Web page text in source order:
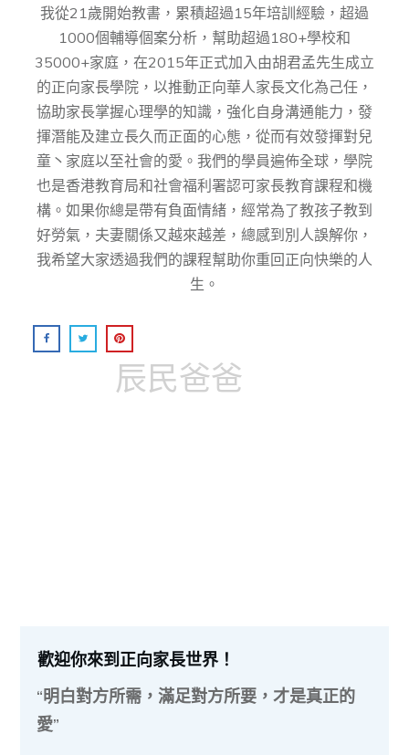
我從21歲開始教書，累積超過15年培訓經驗，超過
1000個輔導個案分析，幫助超過180+學校和
35000+家庭，在2015年正式加入由胡君孟先⽣成⽴
的正向家⻑學院，以推動正向華⼈家⻑⽂化為⼰任，
協助家⻑掌握⼼理學的知識，強化⾃身溝通能⼒，發
揮潛能及建⽴⻑久⽽正⾯的⼼態，從而有效發揮對兒
童丶家庭以至社會的愛。我們的學員遍佈全球，學院
也是香港教育局和社會福利署認可家長教育課程和機
構。如果你總是帶有負面情緒，經常為了教孩子教到
好勞氣，夫妻關係又越來越差，總感到別人誤解你，
我希望大家透過我們的課程幫助你重回正向快樂的人
生。
辰民爸爸
歡迎你來到正向家長世界！
“明白對方所需，滿足對方所要，才是真正的
愛”